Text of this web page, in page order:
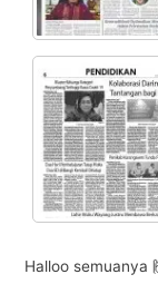
o
k
Halloo semuanya